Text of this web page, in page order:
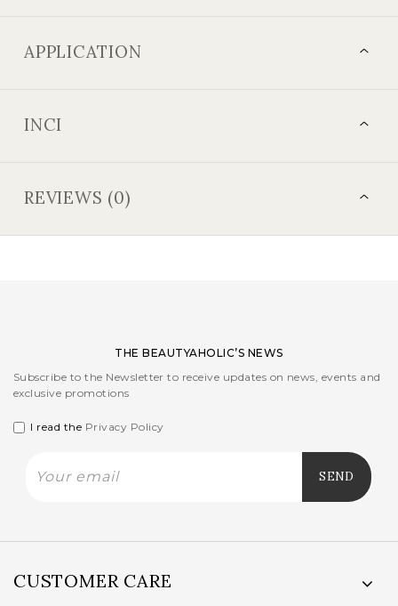
APPLICATION
INCI
REVIEWS (0)
THE BEAUTYAHOLIC’S NEWS
Subscribe to the Newsletter to receive updates on news, events and
exclusive promotions
I read the Privacy Policy
CUSTOMER CARE